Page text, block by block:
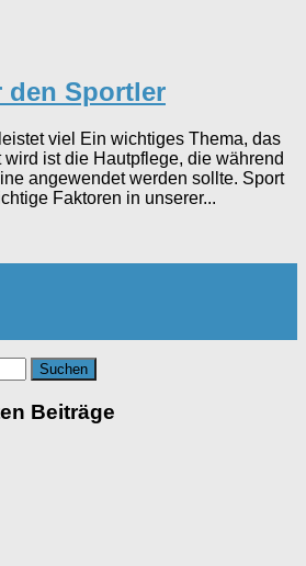
den Sportler
viel Ein wichtiges Thema, das
ist die Hautpflege, die während
angewendet werden sollte. Sport
Faktoren in unserer...
Beiträge